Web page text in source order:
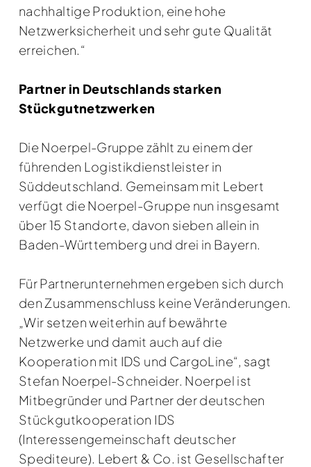
nachhaltige Produktion, eine hohe
Netzwerksicherheit und sehr gute Qualität
erreichen.“
Partner in Deutschlands starken
Stückgutnetzwerken
Die Noerpel-Gruppe zählt zu einem der
führenden Logistikdienstleister in
Süddeutschland. Gemeinsam mit Lebert
verfügt die Noerpel-Gruppe nun insgesamt
über 15 Standorte, davon sieben allein in
Baden-Württemberg und drei in Bayern.
Für Partnerunternehmen ergeben sich durch
den Zusammenschluss keine Veränderungen.
„Wir setzen weiterhin auf bewährte
Netzwerke und damit auch auf die
Kooperation mit IDS und CargoLine“, sagt
Stefan Noerpel-Schneider. Noerpel ist
Mitbegründer und Partner der deutschen
Stückgutkooperation IDS
(Interessengemeinschaft deutscher
Spediteure). Lebert & Co. ist Gesellschafter